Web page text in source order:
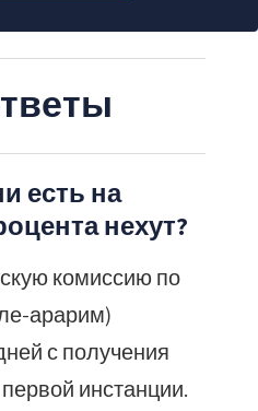
есть на
нехут?
комиссию по
арарим)
с получения
инстанции.